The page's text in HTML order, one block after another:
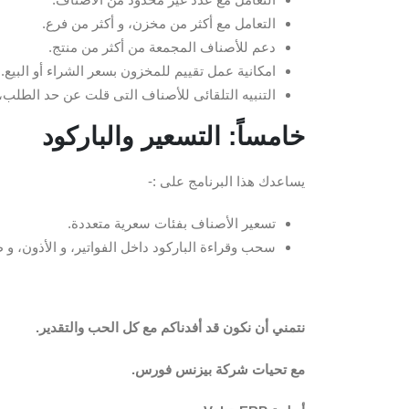
التعامل مع أكثر من مخزن، و أكثر من فرع.
دعم للأصناف المجمعة من أكثر من منتج.
امكانية عمل تقييم للمخزون بسعر الشراء أو البيع.
التنبيه التلقائى للأصناف التى قلت عن حد
خامساً: التسعير والباركود
يساعدك هذا البرنامج على :-
تسعير الأصناف بفئات سعرية متعددة.
سحب وقراءة الباركود داخل الفواتير، و الأذون، و
نتمني أن نكون قد أفدناكم مع كل الحب والتقدير.
مع تحيات شركة بيزنس فورس.